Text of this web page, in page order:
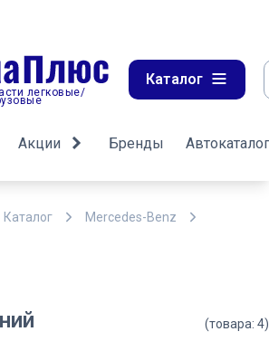
легковые/
Каталог
Акции Бренды Автокаталог
Каталог Mercedes-Benz
(товара: 4)